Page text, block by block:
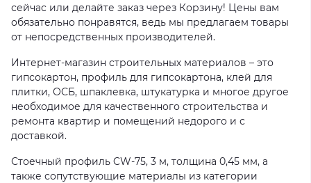
сейчас или делайте заказ через Корзину! Цены вам
обязательно понравятся, ведь мы предлагаем товары
от непосредственных производителей.
Интернет-магазин строительных материалов – это
гипсокартон, профиль для гипсокартона, клей для
плитки, ОСБ, шпаклевка, штукатурка и многое другое
необходимое для качественного строительства и
ремонта квартир и помещений недорого и с
доставкой.
Стоечный профиль CW-75, 3 м, толщина 0,45 мм, а
также сопутствующие материалы из категории